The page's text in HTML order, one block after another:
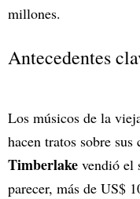
millones.
Antecedentes
Los músicos de la
hacen tratos sobre sus
Timberlake vendió el
parecer, más de US$